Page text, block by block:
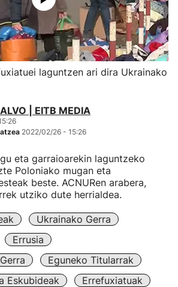
laguntzen ari dira Ukrainako
| EITB MEDIA
2022/02/26 - 15:26
eta garraioarekin laguntzeko
Poloniako mugan eta
beste. ACNURen arabera,
utziko dute herrialdea.
Ukrainako Gerra
Errusia
Eguneko Titularrak
Eskubideak Errefuxiatuak